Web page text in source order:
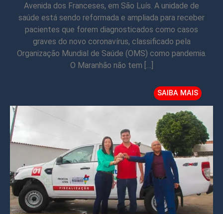
Avenida dos Franceses, em São Luís. A unidade de
saúde está sendo reformada e ampliada para receber
pacientes que forem diagnosticados como casos
graves do novo coronavírus, classificado pela
Organização Mundial de Saúde (OMS) como pandemia.
O Maranhão não tem […]
SAIBA MAIS